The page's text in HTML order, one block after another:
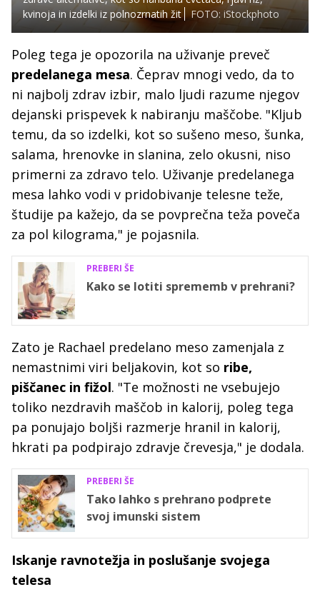
kvinoja in izdelki iz polnozrnatih žit
FOTO: iStockphoto
Poleg tega je opozorila na uživanje preveč
predelanega mesa. Čeprav mnogi vedo, da to
ni najbolj zdrav izbir, malo ljudi razume njegov
dejanski prispevek k nabiranju maščobe. "Kljub
temu, da so izdelki, kot so sušeno meso, šunka,
salama, hrenovke in slanina, zelo okusni, niso
primerni za zdravo telo. Uživanje predelanega
mesa lahko vodi v pridobivanje telesne teže,
študije pa kažejo, da se povprečna teža poveča
za pol kilograma," je pojasnila.
PREBERI ŠE
Kako se lotiti sprememb v prehrani?
Zato je Rachael predelano meso zamenjala z
nemastnimi viri beljakovin, kot so ribe,
piščanec in fižol. "Te možnosti ne vsebujejo
toliko nezdravih maščob in kalorij, poleg tega
pa ponujajo boljši razmerje hranil in kalorij,
hkrati pa podpirajo zdravje črevesja," je dodala.
PREBERI ŠE
Tako lahko s prehrano podprete
svoj imunski sistem
Iskanje ravnotežja in poslušanje svojega
telesa